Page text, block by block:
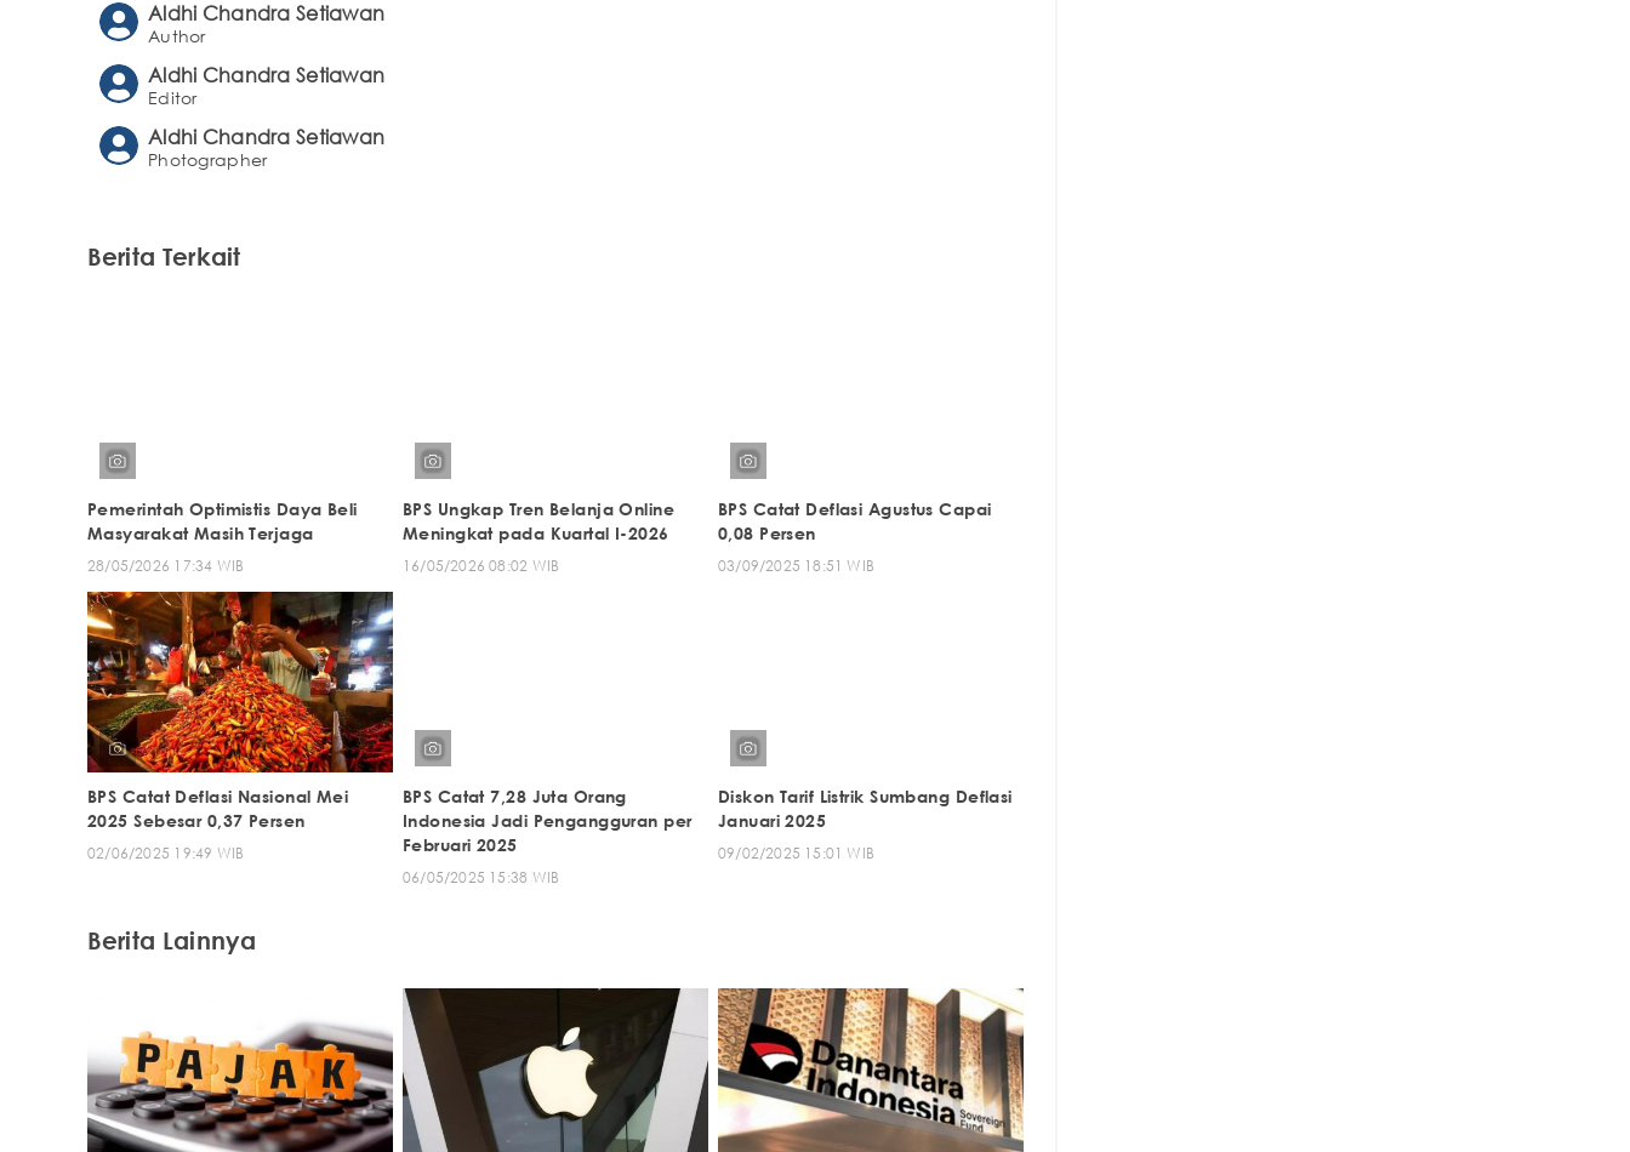
Aldhi Chandra Setiawan
Author
Aldhi Chandra Setiawan
Editor
Aldhi Chandra Setiawan
Photographer
Berita Terkait
Pemerintah Optimistis Daya Beli
Masyarakat Masih Terjaga
28/05/2026 17:34 WIB
BPS Ungkap Tren Belanja Online
Meningkat pada Kuartal I-2026
16/05/2026 08:02 WIB
BPS Catat Deflasi Agustus Capai
0,08 Persen
03/09/2025 18:51 WIB
BPS Catat Deflasi Nasional Mei
2025 Sebesar 0,37 Persen
02/06/2025 19:49 WIB
BPS Catat 7,28 Juta Orang
Indonesia Jadi Pengangguran per
Februari 2025
06/05/2025 15:38 WIB
Diskon Tarif Listrik Sumbang Deflasi
Januari 2025
09/02/2025 15:01 WIB
Berita Lainnya